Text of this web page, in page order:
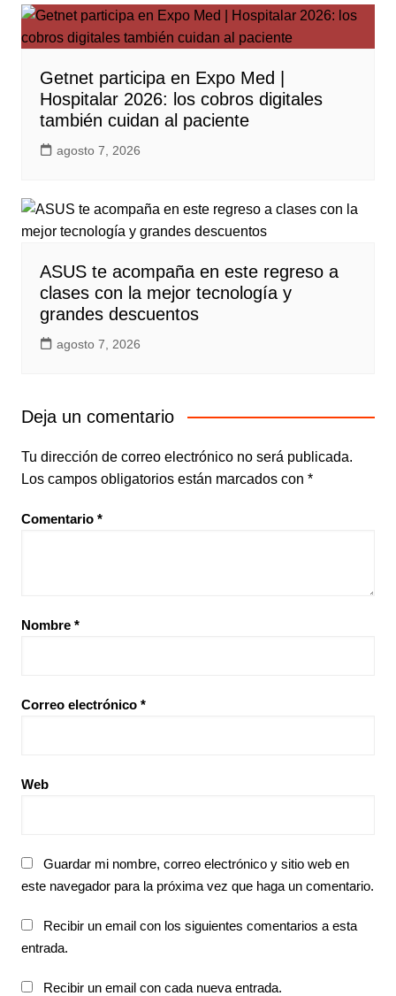
Getnet participa en Expo Med |
Hospitalar 2026: los cobros digitales
también cuidan al paciente
agosto 7, 2026
ASUS te acompaña en este regreso a
clases con la mejor tecnología y
grandes descuentos
agosto 7, 2026
Deja un comentario
Tu dirección de correo electrónico no será publicada.
Los campos obligatorios están marcados con *
Comentario *
Nombre *
Correo electrónico *
Web
Guardar mi nombre, correo electrónico y sitio web en
este navegador para la próxima vez que haga un comentario.
Recibir un email con los siguientes comentarios a esta
entrada.
Recibir un email con cada nueva entrada.